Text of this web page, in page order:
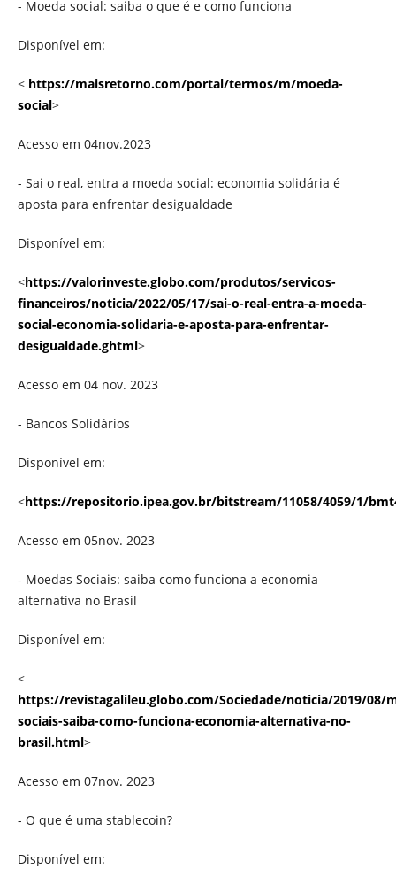
- Moeda social: saiba o que é e como funciona
Disponível em:
< https://maisretorno.com/portal/termos/m/moeda-
social>
Acesso em 04nov.2023
- Sai o real, entra a moeda social: economia solidária é
aposta para enfrentar desigualdade
Disponível em:
<https://valorinveste.globo.com/produtos/servicos-
financeiros/noticia/2022/05/17/sai-o-real-entra-a-moeda-
social-economia-solidaria-e-aposta-para-enfrentar-
desigualdade.ghtml>
Acesso em 04 nov. 2023
- Bancos Solidários
Disponível em:
<https://repositorio.ipea.gov.br/bitstream/11058/4059/1/
Acesso em 05nov. 2023
- Moedas Sociais: saiba como funciona a economia
alternativa no Brasil
Disponível em:
<
https://revistagalileu.globo.com/Sociedade/noticia/2019/08/
sociais-saiba-como-funciona-economia-alternativa-no-
brasil.html>
Acesso em 07nov. 2023
- O que é uma stablecoin?
Disponível em: